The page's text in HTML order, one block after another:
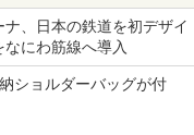
、日本の鉄道を初デザイ
にわ筋線へ導入
ショルダーバッグが付